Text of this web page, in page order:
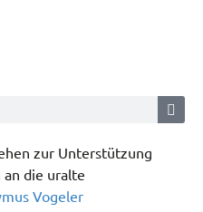
zur Unterstützung
die uralte
Vogeler